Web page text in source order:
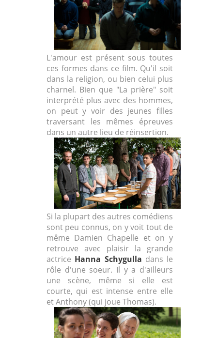
L'amour est présent sous toutes
ces formes dans ce film. Qu'il soit
dans la religion, ou bien celui plus
charnel. Bien que "La prière" soit
interprété plus avec des hommes,
on peut y voir des jeunes filles
traversant les mêmes épreuves
dans un autre lieu de réinsertion.
Si la plupart des autres comédiens
sont peu connus, on y voit tout de
même Damien Chapelle et on y
retrouve avec plaisir la grande
actrice Hanna Schygulla dans le
rôle d'une soeur. Il y a d'ailleurs
une scène, même si elle est
courte, qui est intense entre elle
et Anthony (qui joue Thomas).